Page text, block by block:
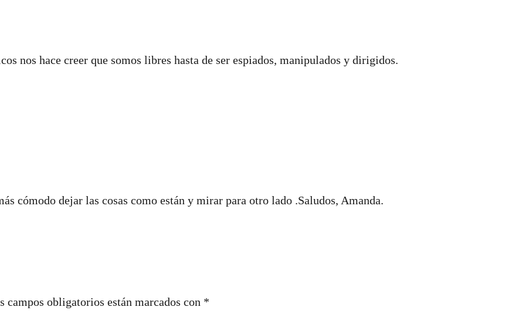
nos hace creer que somos libres hasta de ser espiados, manipulados y dirigidos.
cómodo dejar las cosas como están y mirar para otro lado .Saludos, Amanda.
campos obligatorios están marcados con *